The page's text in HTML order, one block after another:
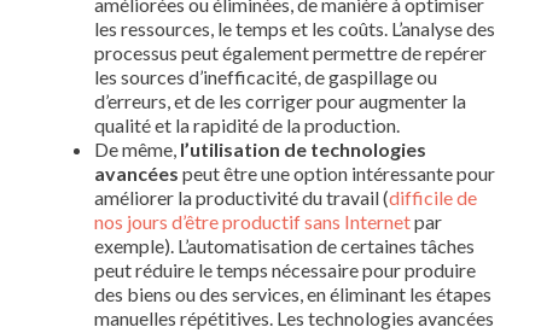
les ressources, le temps et les coûts. L’analyse des
processus peut également permettre de repérer
les sources d’inefficacité, de gaspillage ou
d’erreurs, et de les corriger pour augmenter la
qualité et la rapidité de la production.
De même, l’utilisation de technologies
avancées peut être une option intéressante pour
améliorer la productivité du travail (difficile de
nos jours d’être productif sans Internetpar
exemple). L’automatisation de certaines tâches
peut réduire le temps nécessaire pour produire
des biens ou des services, en éliminant les étapes
manuelles répétitives. Les technologies avancées